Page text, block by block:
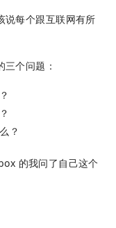
说每个跟互联网有所
个问题：
？
的我问了自己这个